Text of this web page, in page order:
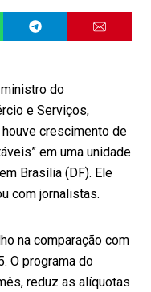
do
e Serviços,
crescimento de
em uma unidade
Brasília (DF). Ele
com jornalistas.
na comparação com
O programa do
reduz as alíquotas